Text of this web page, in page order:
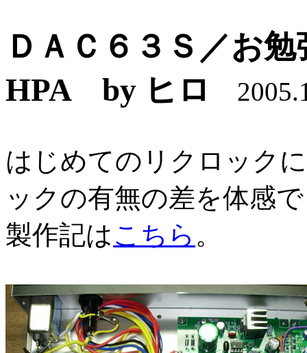
ＤＡＣ６３Ｓ／お
HPA by ヒロ
はじめてのリクロック
ックの有無の差を体感
製作記はこちら 。